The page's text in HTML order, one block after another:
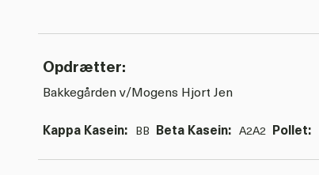
Opdrætter:
Bakkegården v/Mogens Hjort Jen
Kappa Kasein: BB Beta Kasein: A2A2 Pollet: